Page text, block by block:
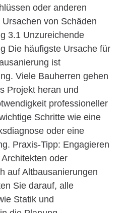
oder anderen
von Schäden
3.1 Unzureichende
Die häufigste Ursache für
ist
Viele Bauherren gehen
Projekt heran und
professioneller
Schritte wie eine
oder eine
Praxis-Tipp: Engagieren
oder
auf Altbausanierungen
Sie darauf, alle
Statik und